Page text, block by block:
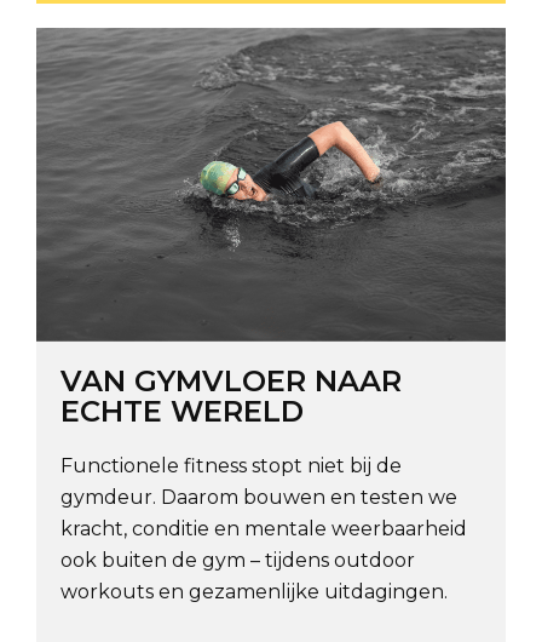
VAN GYMVLOER NAAR
ECHTE WERELD
Functionele fitness stopt niet bij de
gymdeur. Daarom bouwen en testen we
kracht, conditie en mentale weerbaarheid
ook buiten de gym – tijdens outdoor
workouts en gezamenlijke uitdagingen.